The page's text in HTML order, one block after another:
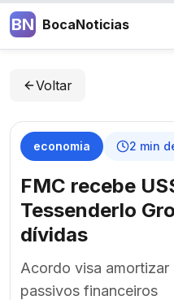
BN BocaNoticias
Voltar
economia 2 min
FMC recebe
Tessenderlo
dívidas
Acordo visa amortizar
passivos financeiros